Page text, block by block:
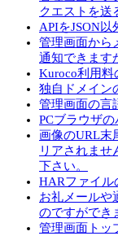
クエストを送
APIをJSON
管理画面から
通知できます
Kuroco利用料
独自ドメイン
管理画面の言
PCブラウザ
画像のURL末
リアされませ
下さい。
HARファイル
お礼メールや
のですができ
管理画面トッ